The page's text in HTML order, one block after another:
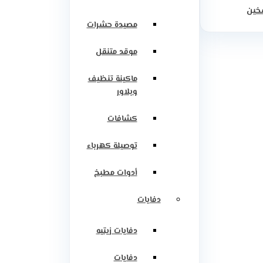
مصيدة حشرات
موقد متنقل
ماكينة تنظيف
وبلاور
كشافات
توصيلة كهرباء
أدوات مطبخ
دفايات
دفايات زيتيه
دفايات